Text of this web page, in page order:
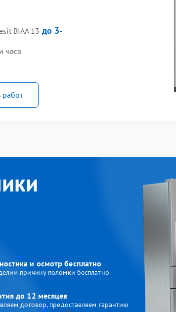
BIAA 13 до 3-
часа
работ
и осмотр бесплатно
причину поломки бесплатно
до 12 месяцев
договор, предоставляем гарантию